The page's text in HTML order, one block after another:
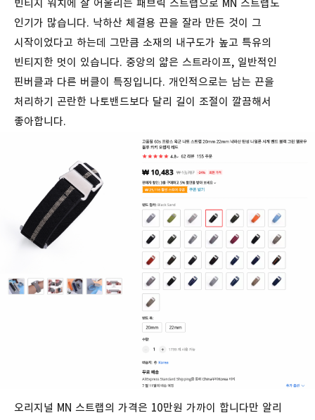
빈티지 워치에 잘 어울리는 패브릭 스트랩으로 MN 스트랩도
인기가 많습니다. 낙하산 체결용 끈을 잘라 만든 것이 그
시작이었다고 하는데 그만큼 소재의 내구도가 높고 특유의
빈티지한 멋이 있습니다. 중앙의 얇은 스트라이프, 일반적인
핀버클과 다른 버클이 특징입니다. 개인적으로는 남는 끈을
처리하기 곤란한 나토밴드보다 달리 길이 조절이 깔끔해서
좋아합니다.
오리지널 MN 스트랩의 가격은 10만원 가까이 합니다만 알리